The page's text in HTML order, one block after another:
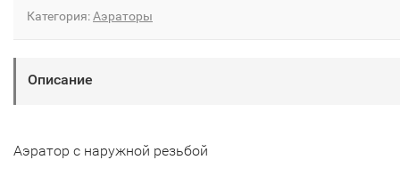
Категория:Аэраторы
Описание
Аэратор с наружной резьбой